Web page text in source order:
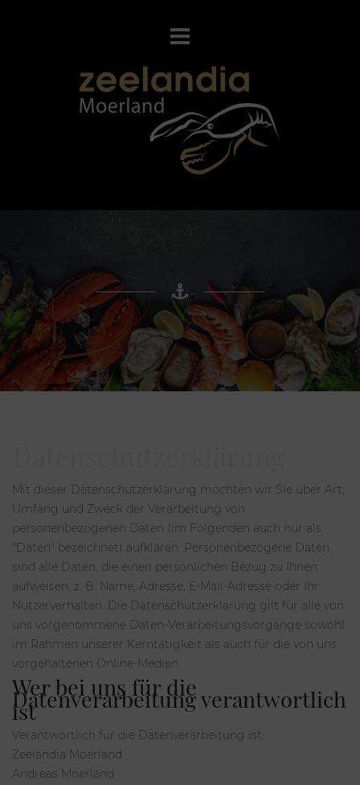
Mit dieser Datenschutzerklärung möchten wir Sie über Art,
Umfang und Zweck der Verarbeitung von
personenbezogenen Daten (im Folgenden auch nur als
"Daten" bezeichnet) aufklären. Personenbezogene Daten
sind alle Daten, die einen persönlichen Bezug zu Ihnen
aufweisen, z. B. Name, Adresse, E-Mail-Adresse oder Ihr
Nutzerverhalten. Die Datenschutzerklärung gilt für alle von
uns vorgenommene Daten-Verarbeitungsvorgänge sowohl
im Rahmen unserer Kerntätigkeit als auch für die von uns
vorgehaltenen Online-Medien.
Wer bei uns für die
Datenverarbeitung verantwortlich
ist
Verantwortlich für die Datenverarbeitung ist:
Zeelandia Moerland
Andreas Moerland